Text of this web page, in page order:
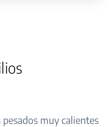
muy calientes